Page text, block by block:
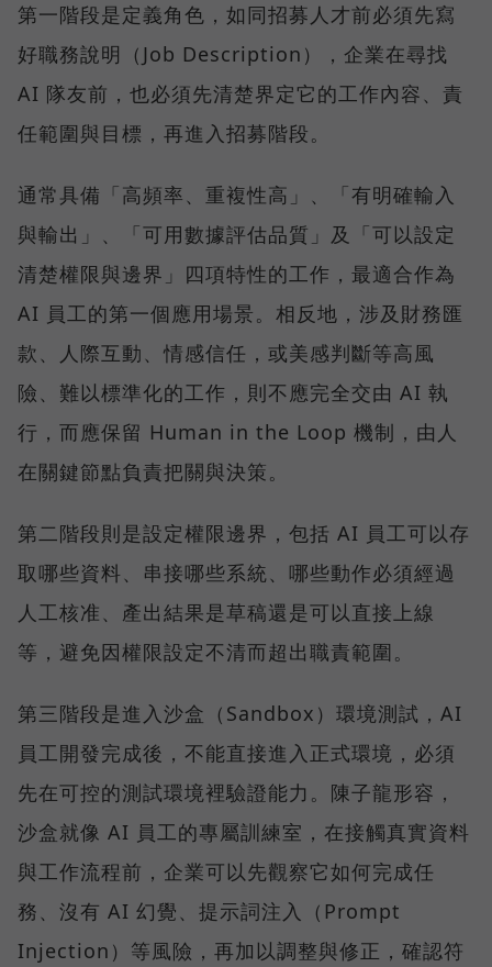
第一階段是定義角色，如同招募人才前必須先寫
好職務說明（Job Description），企業在尋找
AI 隊友前，也必須先清楚界定它的工作內容、責
任範圍與目標，再進入招募階段。
通常具備「高頻率、重複性高」、「有明確輸入
與輸出」、「可用數據評估品質」及「可以設定
清楚權限與邊界」四項特性的工作，最適合作為
AI 員工的第一個應用場景。相反地，涉及財務匯
款、人際互動、情感信任，或美感判斷等高風
險、難以標準化的工作，則不應完全交由 AI 執
行，而應保留 Human in the Loop 機制，由人
在關鍵節點負責把關與決策。
第二階段則是設定權限邊界，包括 AI 員工可以存
取哪些資料、串接哪些系統、哪些動作必須經過
人工核准、產出結果是草稿還是可以直接上線
等，避免因權限設定不清而超出職責範圍。
第三階段是進入沙盒（Sandbox）環境測試，AI
員工開發完成後，不能直接進入正式環境，必須
先在可控的測試環境裡驗證能力。陳子龍形容，
沙盒就像 AI 員工的專屬訓練室，在接觸真實資料
與工作流程前，企業可以先觀察它如何完成任
務、沒有 AI 幻覺、提示詞注入（Prompt
Injection）等風險，再加以調整與修正，確認符